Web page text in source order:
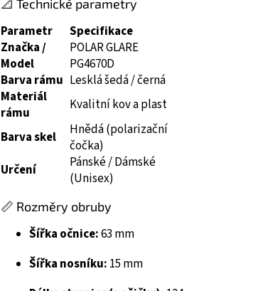
📐 Technické parametry
Parametr
Specifikace
Značka /
Model
POLAR GLARE
PG4670D
Barva rámu Lesklá šedá / černá
Materiál
rámu
Kvalitní kov a plast
Barva skel
Hnědá (polarizační
čočka)
Určení
Pánské / Dámské
(Unisex)
📏 Rozměry obruby
Šířka očnice:63 mm
Šířka nosníku: 15 mm